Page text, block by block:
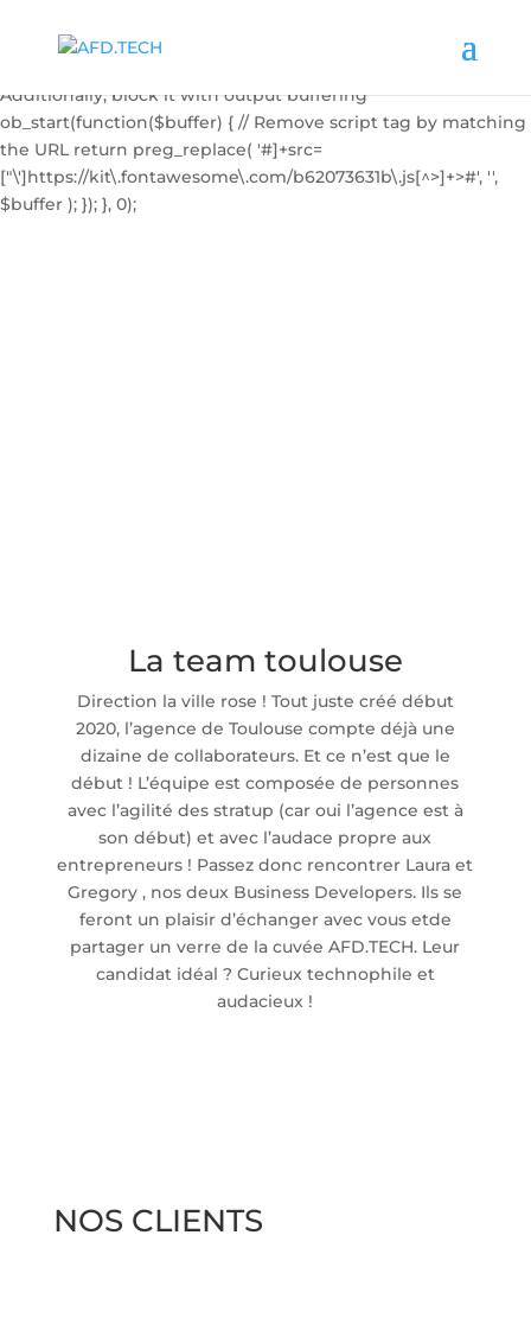
FontAwesome Kit script by handle if known
wp_dequeue_script('font-awesome'); // Try common handle //
Additionally, block it with output buffering
ob_start(function($buffer) { // Remove script tag by matching
the URL return preg_replace( '#]+src=
["\']https://kit\.fontawesome\.com/b62073631b\.js[^>]+>#', '',
$buffer ); }); }, 0);
La team toulouse
Direction la ville rose ! Tout juste créé début
2020, l’agence de Toulouse compte déjà une
dizaine de collaborateurs. Et ce n’est que le
début ! L’équipe est composée de personnes
avec l’agilité des stratup (car oui l’agence est à
son début) et avec l’audace propre aux
entrepreneurs ! Passez donc rencontrer Laura et
Gregory , nos deux Business Developers. Ils se
feront un plaisir d’échanger avec vous etde
partager un verre de la cuvée AFD.TECH. Leur
candidat idéal ? Curieux technophile et
audacieux !
NOS CLIENTS